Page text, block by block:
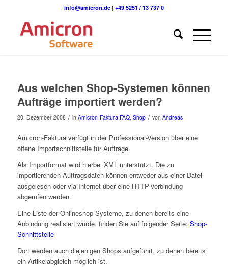
info@amicron.de| +49 5251 / 13 737 0
Aus welchen Shop-Systemen können
Aufträge importiert werden?
20. Dezember 2008 / in Amicron-Faktura FAQ, Shop / von Andreas
Amicron-Faktura verfügt in der Professional-Version über eine
offene Importschnittstelle für Aufträge.
Als Importformat wird hierbei XML unterstützt. Die zu
importierenden Auftragsdaten können entweder aus einer Datei
ausgelesen oder via Internet über eine HTTP-Verbindung
abgerufen werden.
Eine Liste der Onlineshop-Systeme, zu denen bereits eine
Anbindung realisiert wurde, finden Sie auf folgender Seite: Shop-
Schnittstelle
Dort werden auch diejenigen Shops aufgeführt, zu denen bereits
ein Artikelabgleich möglich ist.